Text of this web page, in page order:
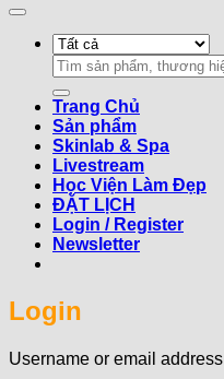
Search
for:
Trang Chủ
Sản phẩm
Skinlab & Spa
Livestream
Học Viện Làm Đẹp
ĐẶT LỊCH
Login / Register
Newsletter
Login
Username or email address